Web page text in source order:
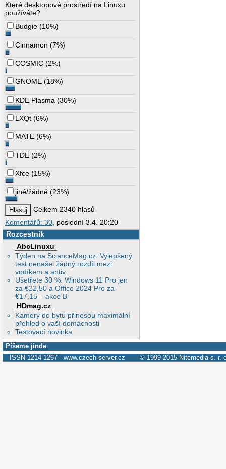
Které desktopové prostředí na Linuxu
používáte?
Budgie (10%)
Cinnamon (7%)
COSMIC (2%)
GNOME (18%)
KDE Plasma (30%)
LXQt (6%)
MATE (6%)
TDE (2%)
Xfce (15%)
jiné/žádné (23%)
Celkem 2340 hlasů
Komentářů: 30 , poslední 3.4. 20:20
Rozcestník
AbcLinuxu
Týden na ScienceMag.cz: Vylepšený
test nenašel žádný rozdíl mezi
vodíkem a antiv
Ušetřete 30 %: Windows 11 Pro jen
za €22,50 a Office 2024 Pro za
€17,15 – akce B
HDmag.cz
Kamery do bytu přinesou maximální
přehled o vaší domácnosti
Testovací novinka
Píšeme jinde
ISSN 1214-1267 www.czech-server.cz © 1999-2015 Nitemedia s. r.